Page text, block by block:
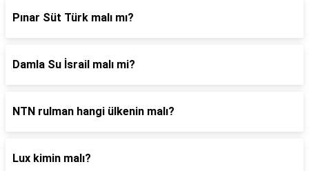
Pınar Süt Türk malı mı?
Damla Su İsrail malı mi?
NTN rulman hangi ülkenin malı?
Lux kimin malı?